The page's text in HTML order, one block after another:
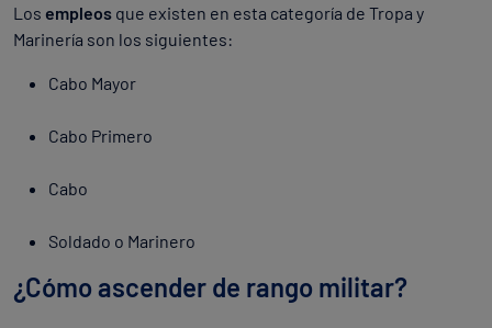
Los empleos que existen en esta categoría de Tropa y
Marinería son los siguientes:
Cabo Mayor
Cabo Primero
Cabo
Soldado o Marinero
¿Cómo ascender de rango militar?